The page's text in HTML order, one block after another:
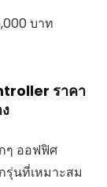
บาท
ราคา
ๆ ออฟฟิศ
รุ่นที่เหมาะสม